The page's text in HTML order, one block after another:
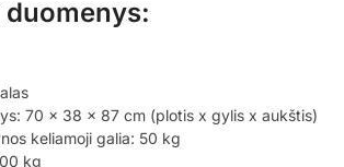
70 x 38 x 87 cm (plotis x gylis x aukštis)
keliamoji galia: 50 kg
kg